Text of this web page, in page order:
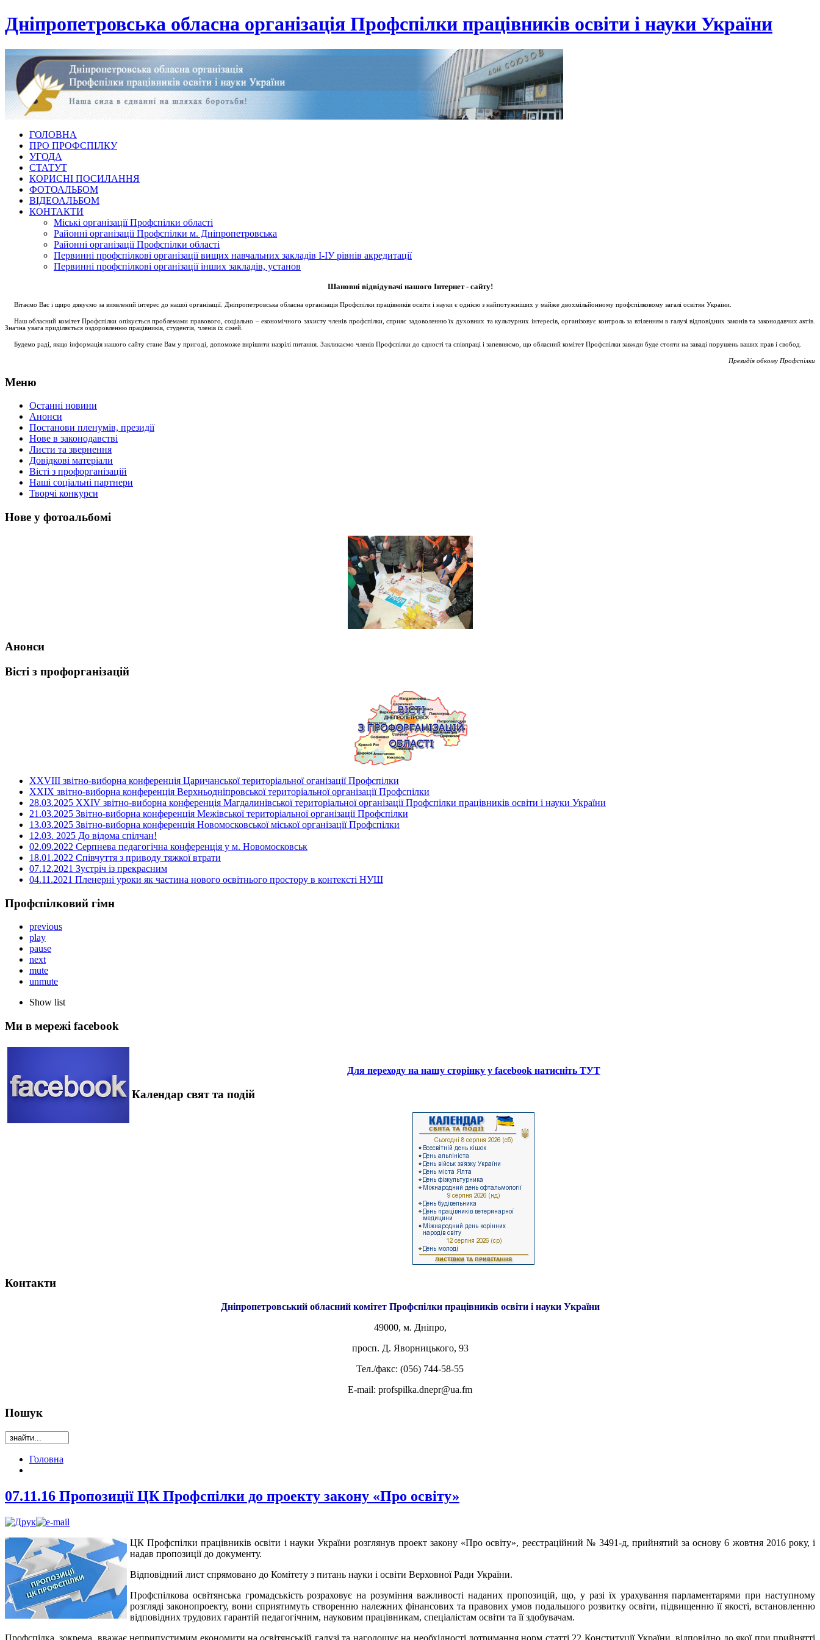
Дніпропетровська обласна організація Профспілки працівників освіти і науки України
ГОЛОВНА
ПРО ПРОФСПІЛКУ
УГОДА
СТАТУТ
КОРИСНІ ПОСИЛАННЯ
ФОТОАЛЬБОМ
ВІДЕОАЛЬБОМ
КОНТАКТИ
Міські організації Профспілки області
Районні організації Профспілки м. Дніпропетровська
Районні організації Профспілки області
Первинні профспілкові організації вищих навчальних закладів І-ІУ рівнів акредитації
Первинні профспілкові організації інших закладів, установ
Шановні відвідувачі нашого Інтернет - сайту!
Вітаємо Вас і щиро дякуємо за виявлений інтерес до нашої організації. Дніпропетровська обласна організація Профспілки працівників освіти і науки є однією з найпотужніших у майже двохмільйонному профспілковому загалі освітян України.
Наш обласний комітет Профспілки опікується проблемами правового, соціально – економічного захисту членів профспілки, сприяє задоволенню їх духовних та культурних інтересів, організовує контроль за втіленням в галузі відповідних законів та законодавчих актів.
Значна увага приділяється оздоровленню працівників, студентів, членів їх сімей.
Будемо раді, якщо інформація нашого сайту стане Вам у пригоді, допоможе вирішити назрілі питання. Закликаємо членів Профспілки до єдності та співпраці і запевняємо, що обласний комітет Профспілки завжди буде стояти на заваді порушень ваших прав і свобод.
Президія обкому Профспілки
Меню
Останні новини
Анонси
Постанови пленумів, президії
Нове в законодавстві
Листи та звернення
Довідкові матеріали
Вісті з профорганізацій
Наші соціальні партнери
Творчі конкурси
Нове у фотоальбомі
Анонси
Вісті з профорганізацій
ХХVIII звітно-виборна конференція Царичанської територіальної оганізації Профспілки
XXIX звітно-виборна конференція Верхньодніпровської територіальної організації Профспілки
28.03.2025 ХХІV звітно-виборна конференція Магдалинівської територіальної організації Профспілки працівників освіти і науки України
21.03.2025 Звітно-виборна конференція Межівської територіальної організації Профспілки
13.03.2025 Звітно-виборна конференція Новомосковської міської організації Профспілки
12.03. 2025 До відома спілчан!
02.09.2022 Серпнева педагогічна конференція у м. Новомосковськ
18.01.2022 Співчуття з приводу тяжкої втрати
07.12.2021 Зустріч із прекрасним
04.11.2021 Пленерні уроки як частина нового освітнього простору в контексті НУШ
Профспілковий гімн
previous
play
pause
next
mute
unmute
Show list
Ми в мережі facebook
Для переходу на нашу сторінку у facebook натисніть ТУТ
Календар свят та подій
Контакти
Дніпропетровський обласний комітет Профспілки працівників освіти і науки України
49000, м. Дніпро,
просп. Д. Яворницького, 93
Тел./факс: (056) 744-58-55
E-mail: profspilka.dnepr@ua.fm
Пошук
Головна
07.11.16 Пропозиції ЦК Профспілки до проекту закону «Про освіту»
ЦК Профспілки працівників освіти і науки України розглянув проект закону «Про освіту», реєстраційний № 3491-д, прийнятий за основу 6 жовтня 2016 року, і
надав пропозиції до документу.
Відповідний лист спрямовано до Комітету з питань науки і освіти Верховної Ради України.
Профспілкова освітянська громадськість розраховує на розуміння важливості наданих пропозицій, що, у разі їх урахування парламентарями при наступному
розгляді законопроекту, вони сприятимуть створенню належних фінансових та правових умов подальшого розвитку освіти, підвищенню її якості, встановленню
відповідних трудових гарантій педагогічним, науковим працівникам, спеціалістам освіти та її здобувачам.
Профспілка, зокрема, вважає неприпустимим економити на освітянській галузі та наголошує на необхідності дотримання норм статті 22 Конституції України, відповідно до якої при прийнятті